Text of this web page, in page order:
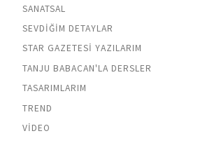
SANATSAL
SEVDIĞIM DETAYLAR
STAR GAZETESI YAZILARIM
TANJU BABACAN'LA DERSLER
TASARIMLARIM
TREND
VIDEO